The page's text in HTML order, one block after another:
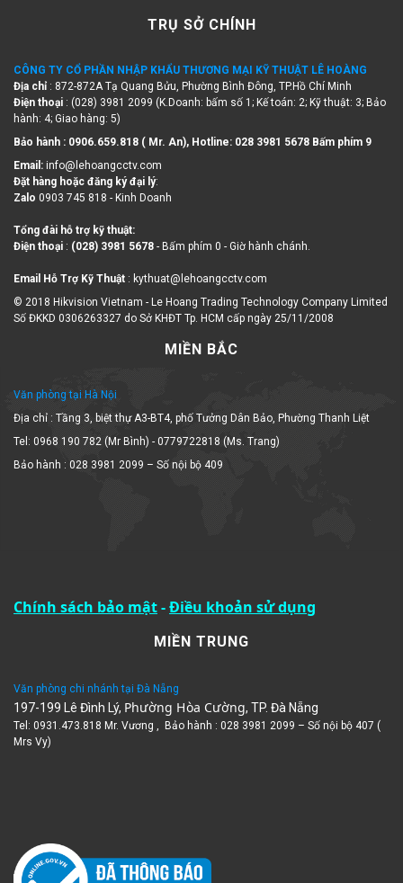
TRỤ SỞ CHÍNH
Địa chỉ : 872-872A Tạ Quang Bửu, Phường Bình Đông, TP.Hồ Chí Minh
Điện thoại : (028) 3981 2099 (K.Doanh: bấm số 1; Kế toán: 2; Kỹ thuật: 3; Bảo
hành: 4; Giao hàng: 5)
Đặt hàng hoặc đăng ký đại lý:
Zalo 0903 745 818 - Kinh Doanh
Điện thoại:(028) 3981 5678
Số ĐKKD 0306263327 do Sở KHĐT Tp. HCM cấp ngày 25/11/2008
MIỀN BẮC
Văn phòng tại Hà Nội
Địa chỉ : Tầng 3, biệt thự A3-BT4, phố Tưởng Dân Bảo, Phường Thanh Liệt
Tel: 0968 190 782 (Mr Bình) - 0779722818 (Ms. Trang)
Bảo hành : 028 3981 2099 – Số nội bộ 409
Chính sách bảo mật Điều khoản sử dụng
MIỀN TRUNG
197-199 Lê Đình Lý,Phường Hòa Cường
Tel: 0931.473.818 Mr. Vương , Bảo hành : 028 3981 2099 – Số nội bộ 407 (
Mrs Vy)